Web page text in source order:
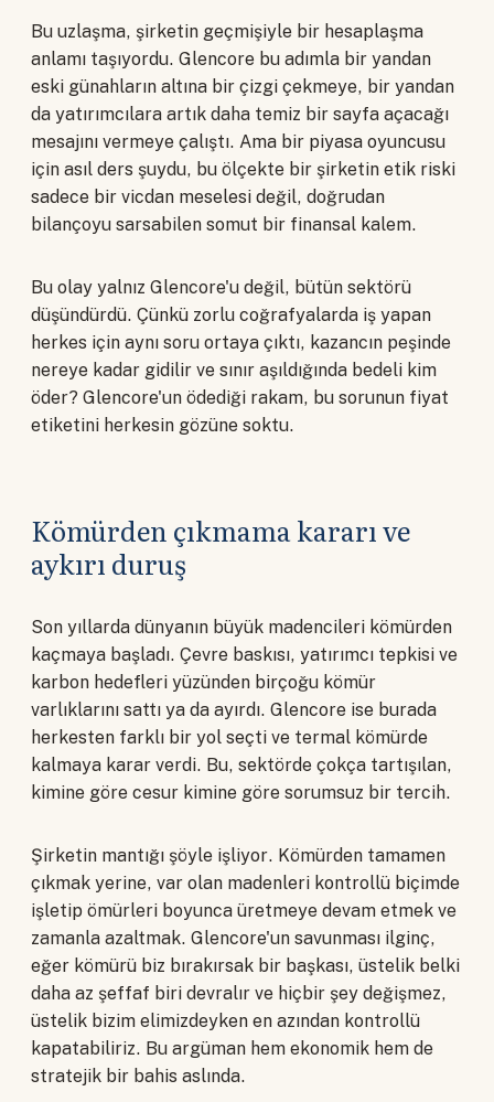
Bu uzlaşma, şirketin geçmişiyle bir hesaplaşma
anlamı taşıyordu. Glencore bu adımla bir yandan
eski günahların altına bir çizgi çekmeye, bir yandan
da yatırımcılara artık daha temiz bir sayfa açacağı
mesajını vermeye çalıştı. Ama bir piyasa oyuncusu
için asıl ders şuydu, bu ölçekte bir şirketin etik riski
sadece bir vicdan meselesi değil, doğrudan
bilançoyu sarsabilen somut bir finansal kalem.
Bu olay yalnız Glencore'u değil, bütün sektörü
düşündürdü. Çünkü zorlu coğrafyalarda iş yapan
herkes için aynı soru ortaya çıktı, kazancın peşinde
nereye kadar gidilir ve sınır aşıldığında bedeli kim
öder? Glencore'un ödediği rakam, bu sorunun fiyat
etiketini herkesin gözüne soktu.
Kömürden çıkmama kararı ve
aykırı duruş
Son yıllarda dünyanın büyük madencileri kömürden
kaçmaya başladı. Çevre baskısı, yatırımcı tepkisi ve
karbon hedefleri yüzünden birçoğu kömür
varlıklarını sattı ya da ayırdı. Glencore ise burada
herkesten farklı bir yol seçti ve termal kömürde
kalmaya karar verdi. Bu, sektörde çokça tartışılan,
kimine göre cesur kimine göre sorumsuz bir tercih.
Şirketin mantığı şöyle işliyor. Kömürden tamamen
çıkmak yerine, var olan madenleri kontrollü biçimde
işletip ömürleri boyunca üretmeye devam etmek ve
zamanla azaltmak. Glencore'un savunması ilginç,
eğer kömürü biz bırakırsak bir başkası, üstelik belki
daha az şeffaf biri devralır ve hiçbir şey değişmez,
üstelik bizim elimizdeyken en azından kontrollü
kapatabiliriz. Bu argüman hem ekonomik hem de
stratejik bir bahis aslında.